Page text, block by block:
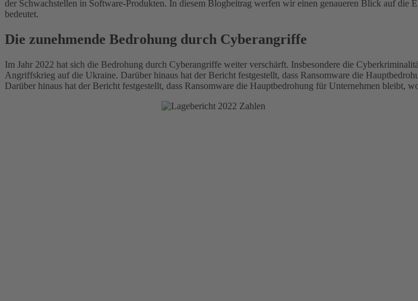
der Schwachstellen in Software-Produkten. In diesem Blogbeitrag werfen wir einen genaueren Blick auf
bedeutet.
Die zunehmende Bedrohung durch Cyberangriffe
Im Jahr 2022 hat sich die Bedrohung durch Cyberangriffe weiter verschärft. Insbesondere die
Angriffskrieg auf die Ukraine. Darüber hinaus hat der Bericht festgestellt, dass Ransomware die
Darüber hinaus hat der Bericht festgestellt, dass Ransomware die Hauptbedrohung für Unternehmen bleibt,